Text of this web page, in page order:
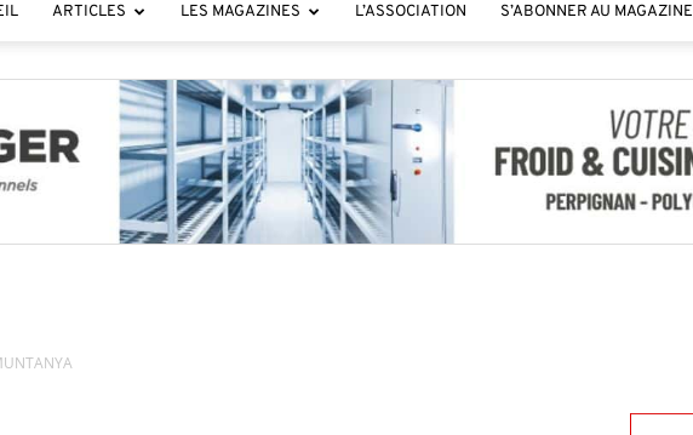
roussillon
ARTICLES LES MAGAZINES L’ASSOCIATION S’ABONNER AU MAGAZINE